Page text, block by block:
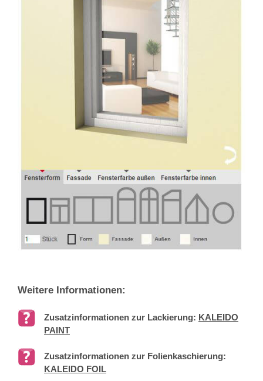
Weitere Informationen:
Zusatzinformationen zur Lackierung: KALEIDO
PAINT
Zusatzinformationen zur Folienkaschierung:
KALEIDO FOIL